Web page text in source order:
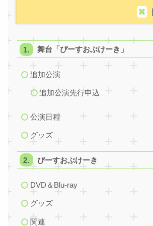
舞台「ぴーすおぶけーき」
追加公演
追加公演先行申込
公演日程
グッズ
ぴーすおぶけーき
DVD＆Blu-ray
グッズ
関連